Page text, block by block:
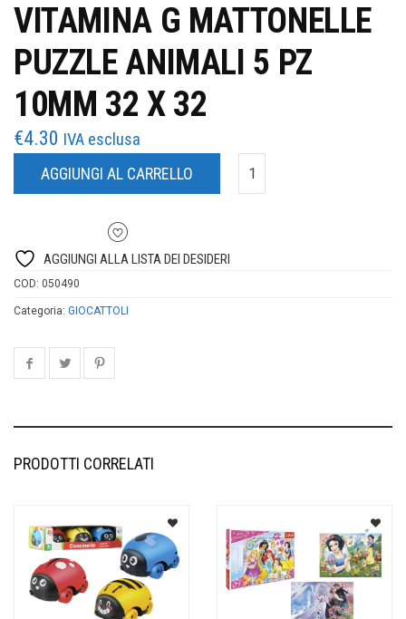
VITAMINA G MATTONELLE
PUZZLE ANIMALI 5 PZ
10MM 32 X 32
€4.30 IVA esclusa
AGGIUNGI AL CARRELLO
AGGIUNGI ALLA LISTA DEI DESIDERI
COD: 050490
Categoria: GIOCATTOLI
PRODOTTI CORRELATI